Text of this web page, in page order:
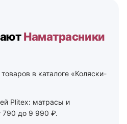
Наматрасники
в каталоге «Коляски-
Plitex: матрасы и
790 до 9 990 ₽.